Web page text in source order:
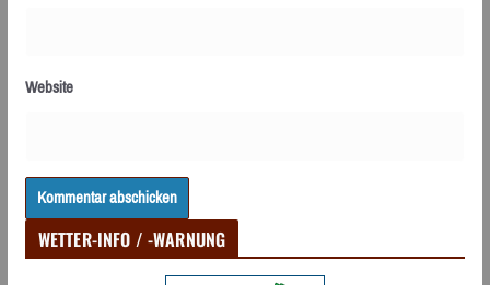
Website
WETTER-INFO / -WARNUNG